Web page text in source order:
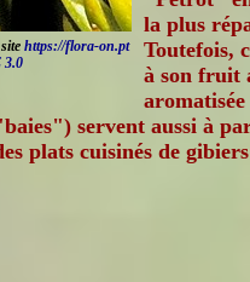
https://flora-on.pt
3.0
la plus
Toutefois,
à son fruit
servent aussi à
plats cuisinés de